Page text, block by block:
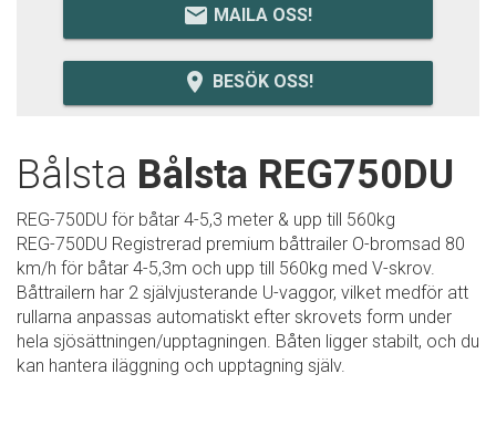
email MAILA OSS!
room BESÖK OSS!
Bålsta Bålsta REG750DU
REG-750DU för båtar 4-5,3 meter & upp till 560kg
REG-750DU Registrerad premium båttrailer O-bromsad 80
km/h för båtar 4-5,3m och upp till 560kg med V-skrov.
Båttrailern har 2 självjusterande U-vaggor, vilket medför att
rullarna anpassas automatiskt efter skrovets form under
hela sjösättningen/upptagningen. Båten ligger stabilt, och du
kan hantera iläggning och upptagning själv.